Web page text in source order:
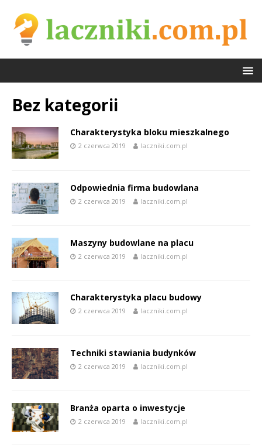
Bez kategorii
Charakterystyka bloku mieszkalnego
2 czerwca 2019 laczniki.com.pl
Odpowiednia firma budowlana
2 czerwca 2019 laczniki.com.pl
Maszyny budowlane na placu
2 czerwca 2019 laczniki.com.pl
Charakterystyka placu budowy
2 czerwca 2019 laczniki.com.pl
Techniki stawiania budynków
2 czerwca 2019 laczniki.com.pl
Branża oparta o inwestycje
2 czerwca 2019 laczniki.com.pl